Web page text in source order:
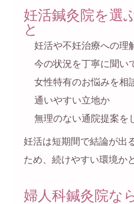
妊活鍼灸院を選
と
妊活や不妊治療への理
今の状況を丁寧に聞い
女性特有のお悩みを相
通いやすい立地か
無理のない通院提案を
妊活は短期間で結論が出
ため、続けやすい環境か
婦人科鍼灸院な